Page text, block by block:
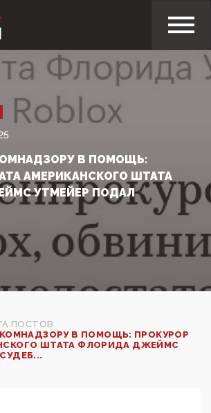
В ПОМОЩЬ:
АМЕРИКАНСКОГО ШТАТА
УТМЕЙЕР ПОДАЛ
ПОСТОВ
В ПОМОЩЬ: ПРОКУРОР
ШТАТА ФЛОРИДА ДЖЕЙМС